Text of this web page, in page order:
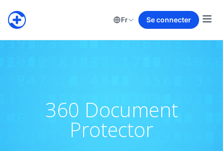
Fr Se connecter
360 Document
Protector